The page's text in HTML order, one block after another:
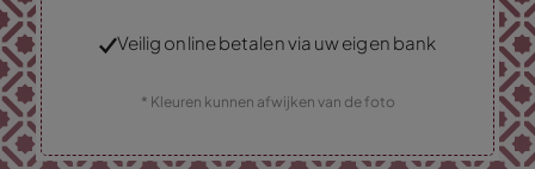
Veilig online betalen via uw eigen bank
* Kleuren kunnen afwijken van de foto